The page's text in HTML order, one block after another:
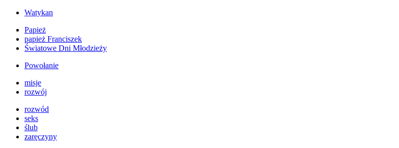
Watykan
Papież
papież Franciszek
Światowe Dni Młodzieży
Powołanie
misje
rozwój
rozwód
seks
ślub
zaręczyny